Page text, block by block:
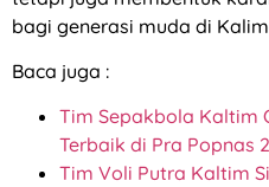
bagi generasi muda di
Baca juga :
Tim Sepakbola Kaltim
Terbaik di Pra Popnas
Tim Voli Putra Kaltim